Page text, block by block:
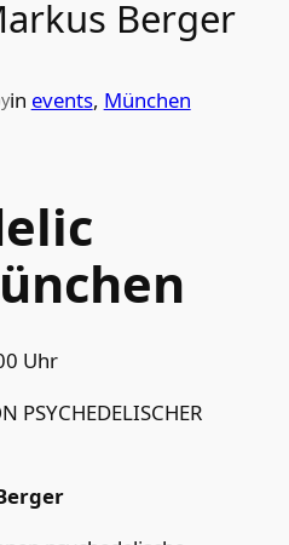
Berger
in events, München
Uhr
PSYCHEDELISCHER